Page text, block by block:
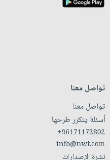
تواصل معنا
تواصل معنا
أسئلة يتكرر طرحها
+96171172802
info@nwf.com
نشرة الإصدارات